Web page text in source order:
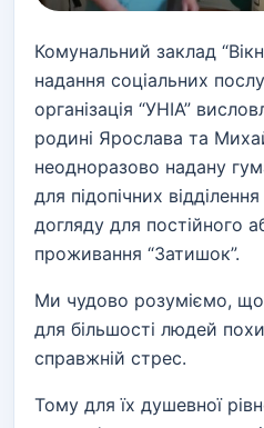
Комунальний заклад
надання соціальних
організація “УНІА”
родині Ярослава та
неодноразово надану
для підопічних
догляду для постійного
проживання “Затишок”.
Ми чудово розуміємо,
для більшості людей
справжній стрес.
Тому для їх душевної